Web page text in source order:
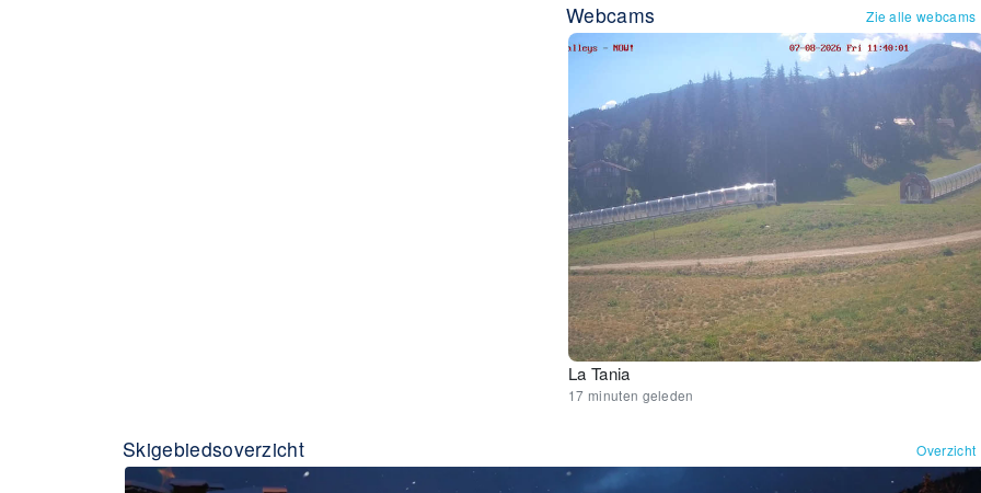
Webcams Zie alle webcams
La Tania
17 minuten geleden
Skigebiedsoverzicht Overzicht